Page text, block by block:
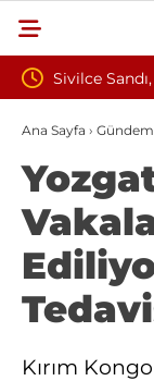
Ameliyattan
Ana Sayfa › Gündem
Kırım